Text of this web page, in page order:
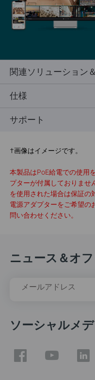
関連ソリューション
仕様
サポート
†画像はイメージです。
本製品はPoE給電での使用
プターが付属しておりませ
を使用された場合は保証の
電源アダプターをご希望
問い合わせください。
ニュース＆オ
メールアドレス
ソーシャルメ